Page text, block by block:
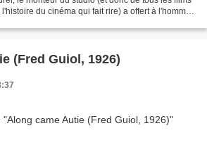
du cinéma qui fait rire) a offert à l'homme
(Fred Guiol, 1926)